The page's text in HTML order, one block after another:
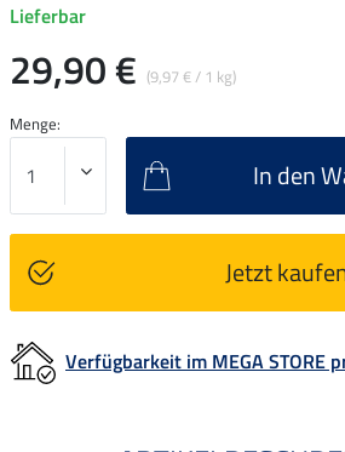
Lieferbar
29,90 € (9,97 € / 1 kg)
Menge:
In den
Jetzt
Verfügbarkeit im MEGA STORE